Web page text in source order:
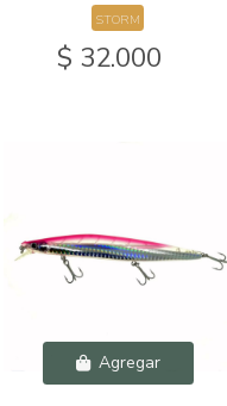
STORM
$ 32.000
Agregar